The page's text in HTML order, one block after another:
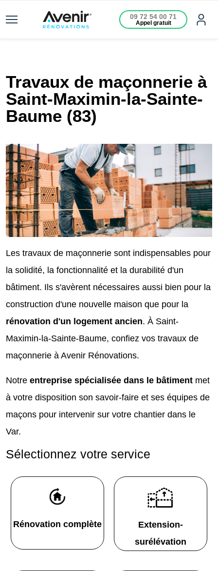
09 72 54 00 71
Appel gratuit
Travaux de maçonnerie à
Saint-Maximin-la-Sainte-
Baume (83)
Les travaux de maçonnerie sont indispensables pour
la solidité, la fonctionnalité et la durabilité d'un
bâtiment. Ils s'avèrent nécessaires aussi bien pour la
construction d'une nouvelle maison que pour la
rénovation d'un logement ancien. À Saint-
Maximin-la-Sainte-Baume, confiez vos travaux de
maçonnerie à Avenir Rénovations.
Notre entreprise spécialisée dans le bâtiment met
à votre disposition son savoir-faire et ses équipes de
maçons pour intervenir sur votre chantier dans le
Var.
Sélectionnez votre service
Rénovation complète
Extension-
surélévation